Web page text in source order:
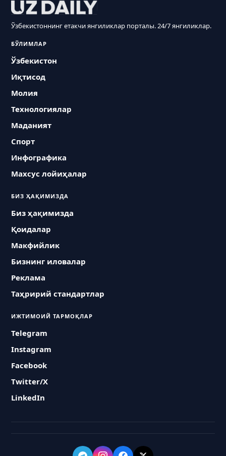
Ўзбекистоннинг етакчи янгиликлар порталы. 24/7 янгиликлар.
БЎЛИМЛАР
Ўзбекистон
Иқтисод
Молия
Технологиялар
Маданият
Спорт
Инфографика
Махсус лойиҳалар
БИЗ ҲАҚИМИЗДА
Биз ҳақимизда
Қоидалар
Макфийлик
Бизнинг иловалар
Реклама
Таҳририй стандартлар
ИЖТИМОИЙ ТАРМОҚЛАР
Telegram
Instagram
Facebook
Twitter/X
LinkedIn